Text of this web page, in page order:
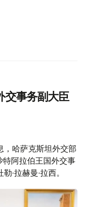
交事务副大臣
，哈萨克斯坦外交部
特阿拉伯王国外交事
·拉赫曼·拉西。